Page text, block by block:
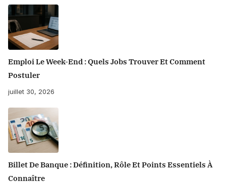
Emploi Le Week-End : Quels Jobs Trouver Et Comment
Postuler
juillet 30, 2026
Billet De Banque : Définition, Rôle Et Points Essentiels À
Connaître